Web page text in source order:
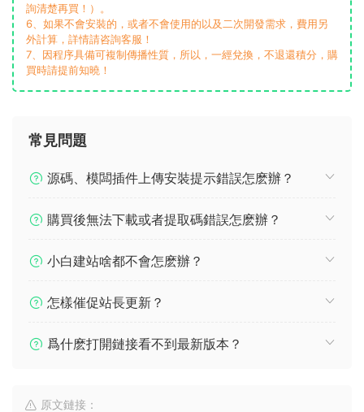
詢清楚再買！）。
6、如果不會安裝的，或者不會使用的以及二次開發需求，費用另
外計算，詳情請咨詢客服！
7、因程序具備可複制傳播性質，所以，一經兌換，不退還積分，購
買時請提前知曉！
常見問題
源碼、模闆插件上傳安裝提示錯誤怎麽辦？
購買後無法下載或者提取碼錯誤怎麽辦？
小白建站啥都不會怎麽辦？
怎樣催促站長更新？
爲什麽打開鏈接看不到最新版本？
原文鏈接：